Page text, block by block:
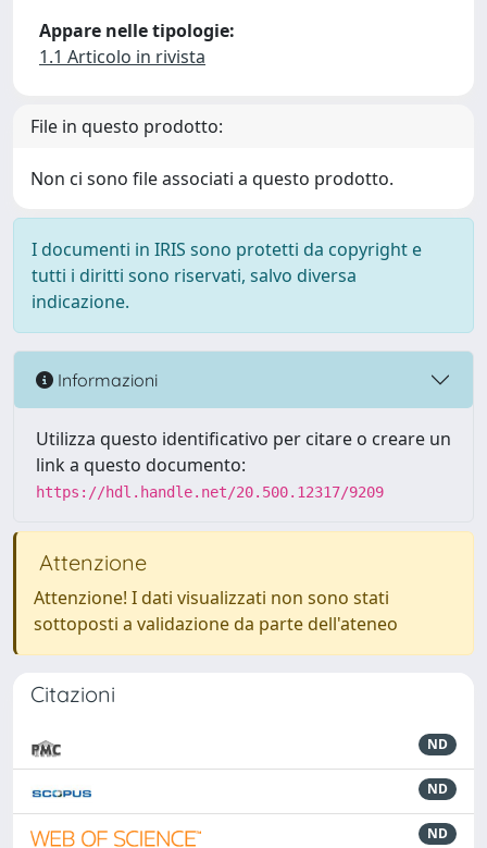
Appare nelle tipologie:
1.1 Articolo in rivista
File in questo prodotto:
Non ci sono file associati a questo prodotto.
I documenti in IRIS sono protetti da copyright e
tutti i diritti sono riservati, salvo diversa
indicazione.
Informazioni
Utilizza questo identificativo per citare o creare un
link a questo documento:
https://hdl.handle.net/20.500.12317/9209
Attenzione
Attenzione! I dati visualizzati non sono stati
sottoposti a validazione da parte dell'ateneo
Citazioni
ND
ND
ND